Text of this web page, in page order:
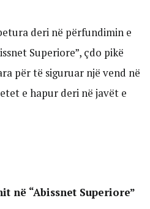
deri në përfundimin e
Superiore”, çdo pikë
për të siguruar një vend në
e hapur deri në javët e
në “Abissnet Superiore”